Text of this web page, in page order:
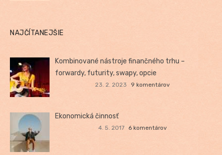
NAJČÍTANEJŠIE
Kombinované nástroje finančného trhu –
forwardy, futurity, swapy, opcie
23. 2. 2023 9 komentárov
Ekonomická činnosť
4. 5. 2017 6 komentárov